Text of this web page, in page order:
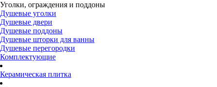
Уголки, ограждения и поддоны
Душевые уголки
Душевые двери
Душевые поддоны
Душевые шторки для ванны
Душевые перегородки
Комплектующие
Керамическая плитка